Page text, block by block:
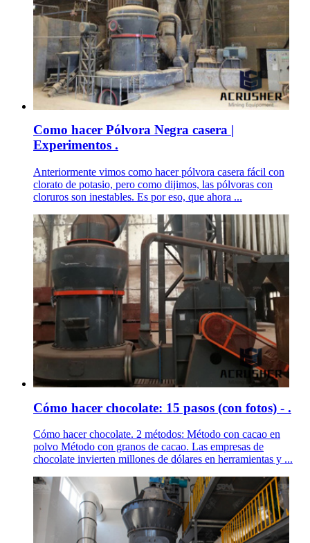
Como hacer Pólvora Negra casera |
Experimentos .
Anteriormente vimos como hacer pólvora casera fácil con
clorato de potasio, pero como dijimos, las pólvoras con
cloruros son inestables. Es por eso, que ahora ...
Cómo hacer chocolate: 15 pasos (con fotos) - .
Cómo hacer chocolate. 2 métodos: Método con cacao en
polvo Método con granos de cacao. Las empresas de
chocolate invierten millones de dólares en herramientas y ...